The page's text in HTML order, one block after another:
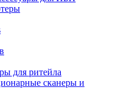
для ритейла
сканеры и